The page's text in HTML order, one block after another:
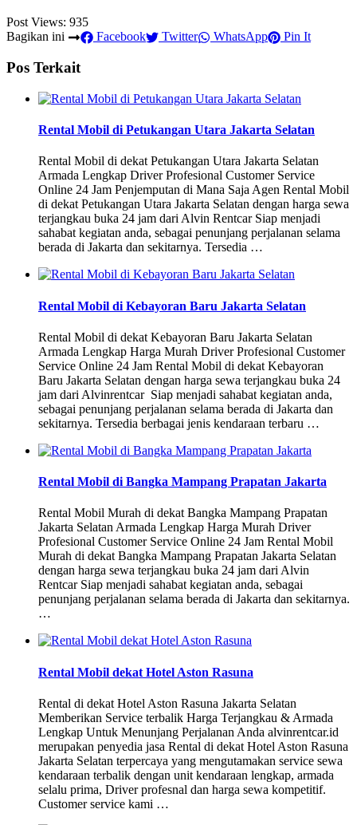
Post Views: 935
Bagikan ini
Facebook Twitter WhatsApp Pin It
Pos Terkait
Rental Mobil di Petukangan Utara Jakarta Selatan
Rental Mobil di dekat Petukangan Utara Jakarta Selatan
Armada Lengkap Driver Profesional Customer Service
Online 24 Jam Penjemputan di Mana Saja Agen Rental Mobil
di dekat Petukangan Utara Jakarta Selatan dengan harga sewa
terjangkau buka 24 jam dari Alvin Rentcar Siap menjadi
sahabat kegiatan anda, sebagai penunjang perjalanan selama
berada di Jakarta dan sekitarnya. Tersedia …
Rental Mobil di Kebayoran Baru Jakarta Selatan
Rental Mobil di dekat Kebayoran Baru Jakarta Selatan
Armada Lengkap Harga Murah Driver Profesional Customer
Service Online 24 Jam Rental Mobil di dekat Kebayoran
Baru Jakarta Selatan dengan harga sewa terjangkau buka 24
jam dari Alvinrentcar Siap menjadi sahabat kegiatan anda,
sebagai penunjang perjalanan selama berada di Jakarta dan
sekitarnya. Tersedia berbagai jenis kendaraan terbaru …
Rental Mobil di Bangka Mampang Prapatan Jakarta
Rental Mobil Murah di dekat Bangka Mampang Prapatan
Jakarta Selatan Armada Lengkap Harga Murah Driver
Profesional Customer Service Online 24 Jam Rental Mobil
Murah di dekat Bangka Mampang Prapatan Jakarta Selatan
dengan harga sewa terjangkau buka 24 jam dari Alvin
Rentcar Siap menjadi sahabat kegiatan anda, sebagai
penunjang perjalanan selama berada di Jakarta dan sekitarnya.
…
Rental Mobil dekat Hotel Aston Rasuna
Rental di dekat Hotel Aston Rasuna Jakarta Selatan
Memberikan Service terbalik Harga Terjangkau & Armada
Lengkap Untuk Menunjang Perjalanan Anda alvinrentcar.id
merupakan penyedia jasa Rental di dekat Hotel Aston Rasuna
Jakarta Selatan terpercaya yang mengutamakan service sewa
kendaraan terbalik dengan unit kendaraan lengkap, armada
selalu prima, Driver profesnal dan harga sewa kompetitif.
Customer service kami …